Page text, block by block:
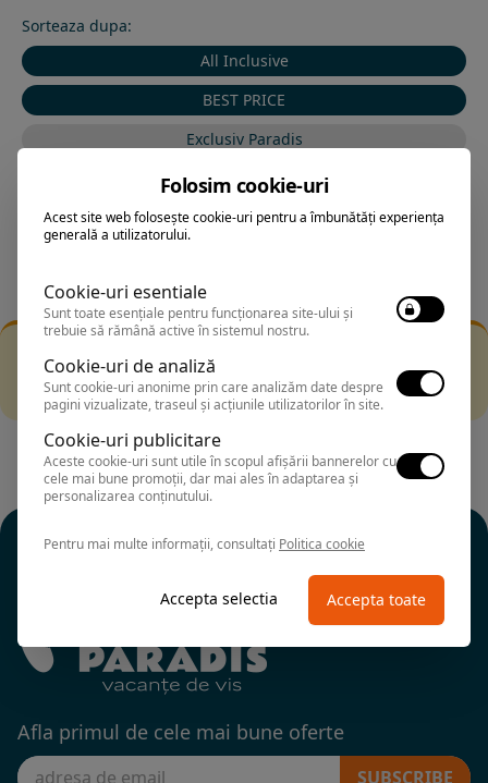
Sorteaza dupa:
All Inclusive
BEST PRICE
Exclusiv Paradis
Stele 1-5
Stele 5-1
Incearca sa folosesti o cautarea mai generala sau alege
alte fitre.
Afla primul de cele mai bune oferte
SUBSCRIBE
Folosim cookie-uri
Acest site web folosește cookie-uri pentru a îmbunătăți experiența
generală a utilizatorului.
Cookie-uri esentiale
Sunt toate esențiale pentru funcționarea site-ului și
trebuie să rămână active în sistemul nostru.
Cookie-uri de analiză
Sunt cookie-uri anonime prin care analizăm date despre
pagini vizualizate, traseul și acțiunile utilizatorilor în site.
Cookie-uri publicitare
Aceste cookie-uri sunt utile în scopul afișării bannerelor cu
cele mai bune promoții, dar mai ales în adaptarea și
personalizarea conținutului.
Pentru mai multe informații, consultați Politica cookie
Accepta selectia Accepta toate